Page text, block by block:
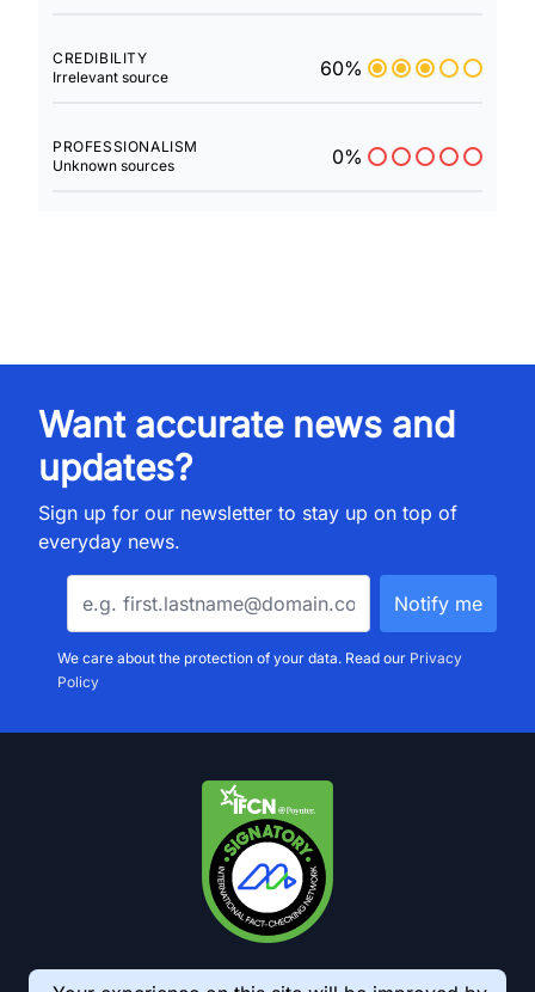
CREDIBILITY
Irrelevant source
60%
PROFESSIONALISM
Unknown sources
0%
Want accurate news and
updates?
Sign up for our newsletter to stay up on top of
everyday news.
We care about the protection of your data. Read our Privacy
Policy